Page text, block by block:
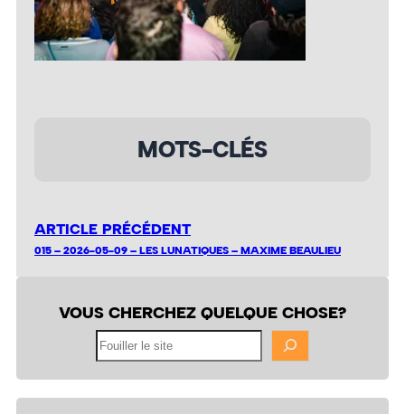
MOTS-CLÉS
ARTICLE PRÉCÉDENT
015 – 2026-05-09 – LES LUNATIQUES – MAXIME BEAULIEU
VOUS CHERCHEZ QUELQUE CHOSE?